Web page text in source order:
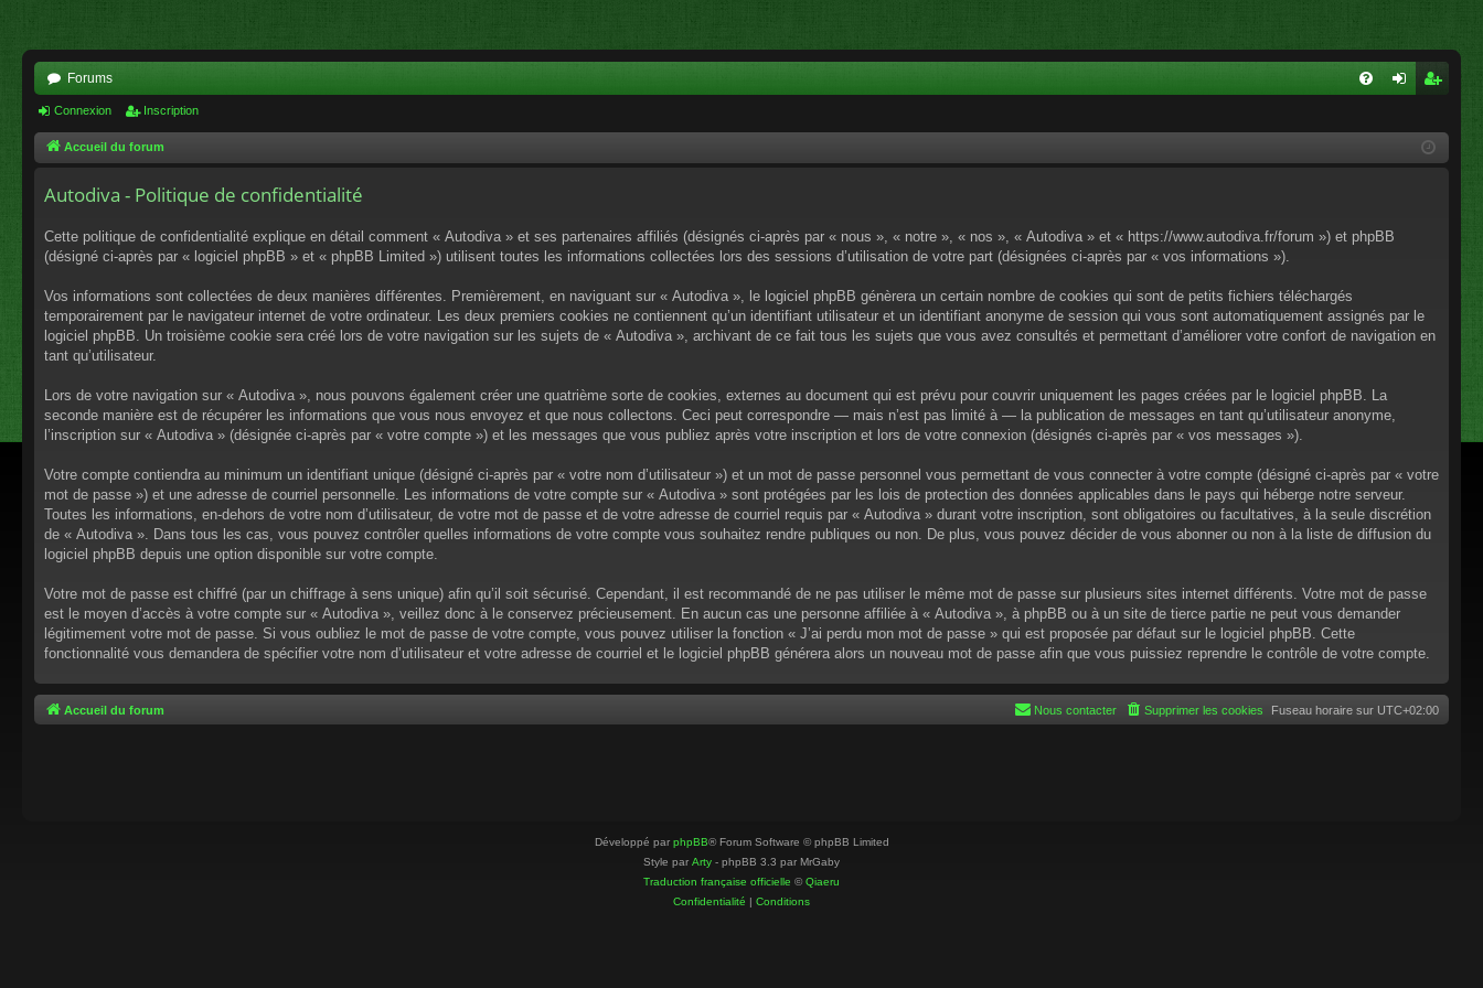
Forums
cri
Connexion Inscription
Accueil du forum
Autodiva - Politique de confidentialité
Cette politique de confidentialité explique en détail comment « Autodiva » et ses partenaires affiliés (désignés ci-après par « nous », « notre », « nos », « Autodiva » et « https://www.autodiva.fr/forum ») et phpBB
(désigné ci-après par « logiciel phpBB » et « phpBB Limited ») utilisent toutes les informations collectées lors des sessions d’utilisation de votre part (désignées ci-après par « vos informations »).
Vos informations sont collectées de deux manières différentes. Premièrement, en naviguant sur « Autodiva », le logiciel phpBB génèrera un certain nombre de cookies qui sont de petits fichiers téléchargés
temporairement par le navigateur internet de votre ordinateur. Les deux premiers cookies ne contiennent qu’un identifiant utilisateur et un identifiant anonyme de session qui vous sont automatiquement assignés par le
logiciel phpBB. Un troisième cookie sera créé lors de votre navigation sur les sujets de « Autodiva », archivant de ce fait tous les sujets que vous avez consultés et permettant d’améliorer votre confort de navigation en
tant qu’utilisateur.
Lors de votre navigation sur « Autodiva », nous pouvons également créer une quatrième sorte de cookies, externes au document qui est prévu pour couvrir uniquement les pages créées par le logiciel phpBB. La
seconde manière est de récupérer les informations que vous nous envoyez et que nous collectons. Ceci peut correspondre — mais n’est pas limité à — la publication de messages en tant qu’utilisateur anonyme,
l’inscription sur « Autodiva » (désignée ci-après par « votre compte ») et les messages que vous publiez après votre inscription et lors de votre connexion (désignés ci-après par « vos messages »).
Votre compte contiendra au minimum un identifiant unique (désigné ci-après par « votre nom d’utilisateur ») et un mot de passe personnel vous permettant de vous connecter à votre compte (désigné ci-après par « votre
mot de passe ») et une adresse de courriel personnelle. Les informations de votre compte sur « Autodiva » sont protégées par les lois de protection des données applicables dans le pays qui héberge notre serveur.
Toutes les informations, en-dehors de votre nom d’utilisateur, de votre mot de passe et de votre adresse de courriel requis par « Autodiva » durant votre inscription, sont obligatoires ou facultatives, à la seule discrétion
de « Autodiva ». Dans tous les cas, vous pouvez contrôler quelles informations de votre compte vous souhaitez rendre publiques ou non. De plus, vous pouvez décider de vous abonner ou non à la liste de diffusion du
logiciel phpBB depuis une option disponible sur votre compte.
Votre mot de passe est chiffré (par un chiffrage à sens unique) afin qu’il soit sécurisé. Cependant, il est recommandé de ne pas utiliser le même mot de passe sur plusieurs sites internet différents. Votre mot de passe
est le moyen d’accès à votre compte sur « Autodiva », veillez donc à le conservez précieusement. En aucun cas une personne affiliée à « Autodiva », à phpBB ou à un site de tierce partie ne peut vous demander
légitimement votre mot de passe. Si vous oubliez le mot de passe de votre compte, vous pouvez utiliser la fonction « J’ai perdu mon mot de passe » qui est proposée par défaut sur le logiciel phpBB. Cette
fonctionnalité vous demandera de spécifier votre nom d’utilisateur et votre adresse de courriel et le logiciel phpBB générera alors un nouveau mot de passe afin que vous puissiez reprendre le contrôle de votre compte.
Accueil du forum Fuseau horaire sur UTC+02:00
Supprimer les cookies
Nous contacter
Développé par phpBB® Forum Software © phpBB Limited
Style par Arty - phpBB 3.3 par MrGaby
Traduction française officielle ©Qiaeru
Confidentialité | Conditions